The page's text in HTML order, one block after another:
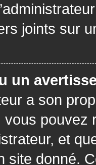
joints sur
un
a son
pouvez
et
site donné.